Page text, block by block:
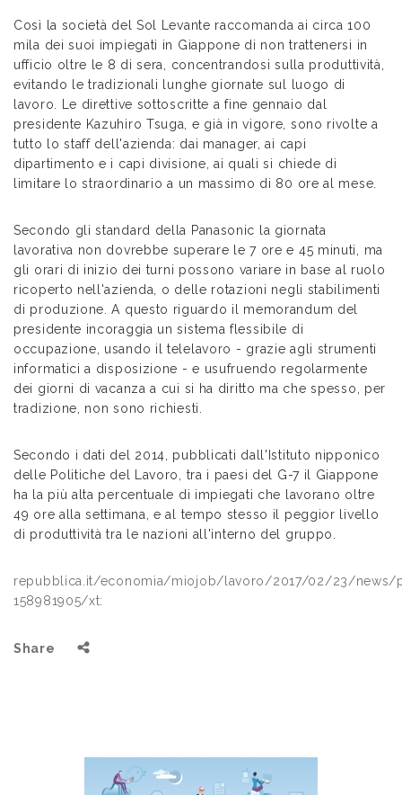
Così la società del Sol Levante raccomanda ai circa 100
mila dei suoi impiegati in Giappone di non trattenersi in
ufficio oltre le 8 di sera, concentrandosi sulla produttività,
evitando le tradizionali lunghe giornate sul luogo di
lavoro. Le direttive sottoscritte a fine gennaio dal
presidente Kazuhiro Tsuga, e già in vigore, sono rivolte a
tutto lo staff dell'azienda: dai manager, ai capi
dipartimento e i capi divisione, ai quali si chiede di
limitare lo straordinario a un massimo di 80 ore al mese.
Secondo gli standard della Panasonic la giornata
lavorativa non dovrebbe superare le 7 ore e 45 minuti, ma
gli orari di inizio dei turni possono variare in base al ruolo
ricoperto nell'azienda, o delle rotazioni negli stabilimenti
di produzione. A questo riguardo il memorandum del
presidente incoraggia un sistema flessibile di
occupazione, usando il telelavoro - grazie agli strumenti
informatici a disposizione - e usufruendo regolarmente
dei giorni di vacanza a cui si ha diritto ma che spesso, per
tradizione, non sono richiesti.
Secondo i dati del 2014, pubblicati dall'Istituto nipponico
delle Politiche del Lavoro, tra i paesi del G-7 il Giappone
ha la più alta percentuale di impiegati che lavorano oltre
49 ore alla settimana, e al tempo stesso il peggior livello
di produttività tra le nazioni all'interno del gruppo.
repubblica.it/economia/miojob/lavoro/2017/02/23/news/
158981905/xt:
Share